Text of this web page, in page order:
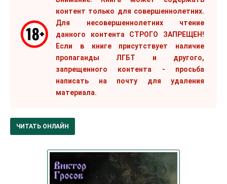
контент только для совершеннолетних.
Для несовершеннолетних чтение
данного контента СТРОГО ЗАПРЕЩЕН!
Если в книге присутствует наличие
пропаганды ЛГБТ и другого,
запрещенного контента - просьба
написать на почту для удаления
материала.
ЧИТАТЬ ОНЛАЙН